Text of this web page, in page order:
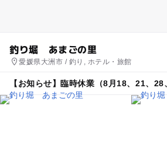
釣り堀 あまごの里
愛媛県大洲市 / 釣り, ホテル・旅館
【お知らせ】臨時休業（8月18、21、28